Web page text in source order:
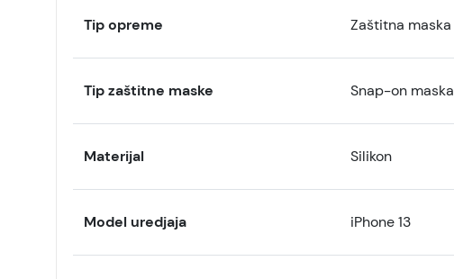
Tip opreme Zaštitna maska
Tip zaštitne maske Snap-on maska
Materijal Silikon
Model uredjaja iPhone 13